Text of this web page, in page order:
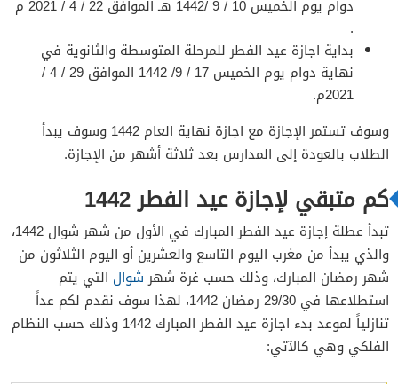
دوام يوم الخميس 10 / 9 /1442 هـ الموافق 22 / 4 / 2021 م
.
بداية اجازة عيد الفطر للمرحلة المتوسطة والثانوية في
نهاية دوام يوم الخميس 17 / 9/ 1442 الموافق 29 / 4 /
2021م.
وسوف تستمر الإجازة مع اجازة نهاية العام 1442 وسوف يبدأ
الطلاب بالعودة إلى المدارس بعد ثلاثة أشهر من الإجازة.
كم متبقي لإجازة عيد الفطر 1442
تبدأ عطلة إجازة عيد الفطر المبارك في الأول من شهر شوال 1442،
والذي يبدأ من مغرب اليوم التاسع والعشرين أو اليوم الثلاثون من
شهر رمضان المبارك، وذلك حسب غرة شهرشوال التي يتم
استطلاعها في 29/30 رمضان 1442، لهذا سوف نقدم لكم عداً
تنازلياً لموعد بدء اجازة عيد الفطر المبارك 1442 وذلك حسب النظام
الفلكي وهي كالآتي: